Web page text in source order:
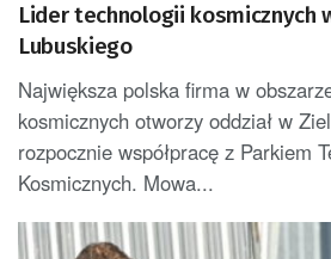
Lider technologii kosmicznych
Lubuskiego
Największa polska firma w
kosmicznych otworzy oddział w
rozpocznie współpracę z Parkiem
Kosmicznych. Mowa...